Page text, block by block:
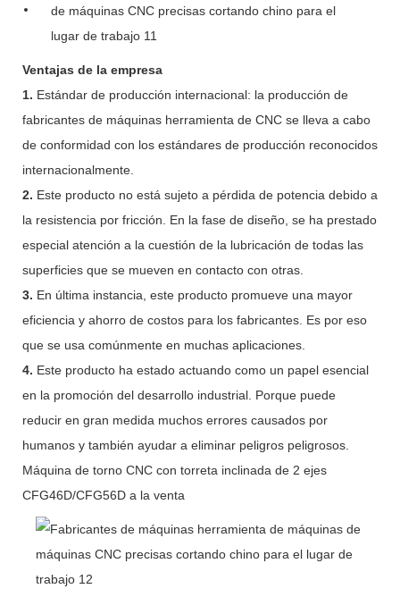
Ventajas de la empresa
1. Estándar de producción internacional: la producción de
fabricantes de máquinas herramienta de CNC se lleva a cabo
de conformidad con los estándares de producción reconocidos
internacionalmente.
2. Este producto no está sujeto a pérdida de potencia debido a
la resistencia por fricción. En la fase de diseño, se ha prestado
especial atención a la cuestión de la lubricación de todas las
superficies que se mueven en contacto con otras.
3. En última instancia, este producto promueve una mayor
eficiencia y ahorro de costos para los fabricantes. Es por eso
que se usa comúnmente en muchas aplicaciones.
4. Este producto ha estado actuando como un papel esencial
en la promoción del desarrollo industrial. Porque puede
reducir en gran medida muchos errores causados por
humanos y también ayudar a eliminar peligros peligrosos.
Máquina de torno CNC con torreta inclinada de 2 ejes
CFG46D/CFG56D a la venta